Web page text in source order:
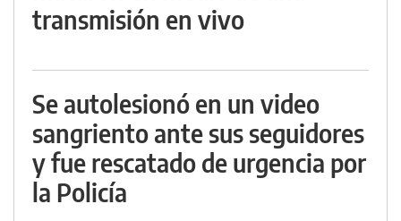
transmisión en vivo
Se autolesionó en un video
sangriento ante sus seguidores
y fue rescatado de urgencia por
la Policía